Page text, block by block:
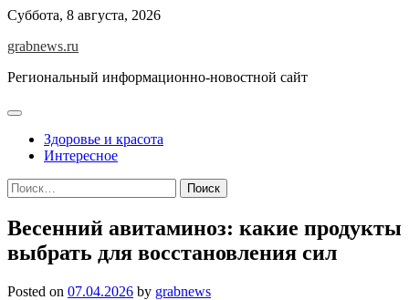
Skip
content
Суббота, 8 августа, 2026
grabnews.ru
Региональный информационно-новостной сайт
Здоровье и красота
Интересное
Найти:
Весенний авитаминоз: какие продукты
выбрать для восстановления сил
Posted on 07.04.2026 by grabnews